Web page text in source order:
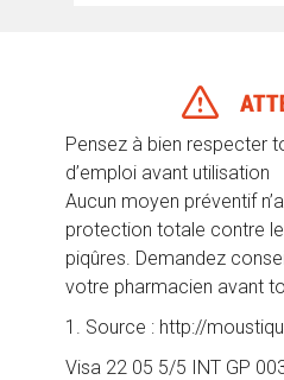
Pensez à bien respecter
d’emploi avant utilisation
Aucun moyen préventif
protection totale contre
piqûres. Demandez
votre pharmacien avant
1. Source : http://
Visa 22 05 5/5 INT GP